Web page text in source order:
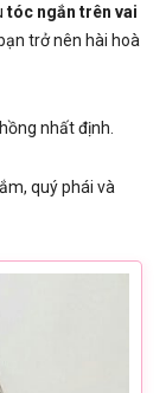
tóc ngắn trên vai
trở nên hài hoà
nhất định.
quý phái và